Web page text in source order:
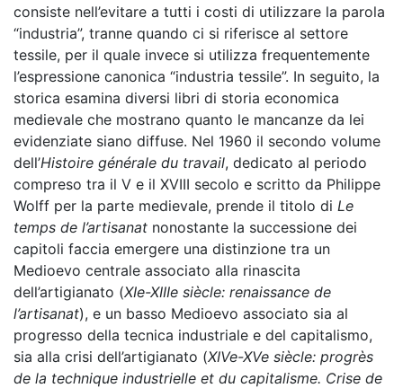
consiste nell’evitare a tutti i costi di utilizzare la parola
“industria”, tranne quando ci si riferisce al settore
tessile, per il quale invece si utilizza frequentemente
l’espressione canonica “industria tessile”. In seguito, la
storica esamina diversi libri di storia economica
medievale che mostrano quanto le mancanze da lei
evidenziate siano diffuse. Nel 1960 il secondo volume
dell’Histoire générale du travail, dedicato al periodo
compreso tra il V e il XVIII secolo e scritto da Philippe
Wolff per la parte medievale, prende il titolo di Le
temps de l’artisanat nonostante la successione dei
capitoli faccia emergere una distinzione tra un
Medioevo centrale associato alla rinascita
dell’artigianato (XIe-XIIIe siècle: renaissance de
l’artisanat), e un basso Medioevo associato sia al
progresso della tecnica industriale e del capitalismo,
sia alla crisi dell’artigianato (XIVe-XVe siècle: progrès
de la technique industrielle et du capitalisme. Crise de